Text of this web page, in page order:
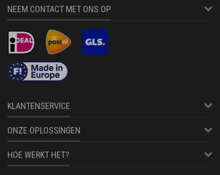
NEEM CONTACT MET ONS OP
KLANTENSERVICE
ONZE OPLOSSINGEN
HOE WERKT HET?